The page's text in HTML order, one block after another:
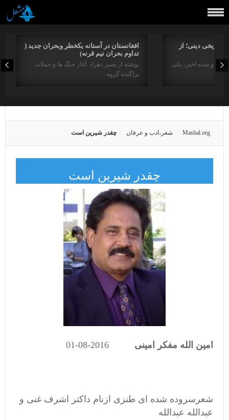
افغانستان در آستانه یکخطر وبحران جدید (
تداوم بحران نیم قرنه)
نوشته از بصیر دهزاد آغاز جنگ ها و حملات
پراگنده گروه…
دینی؛ از
در دو سده اخیر، یکی
Mashal.org شعر،ادب و عرفان چقدر شیرین است
چقدر شیرین است
امین الله مفکر امینی
شعرسروده شده ای طنزی ازنام داکتر اشرف غنی و
عبدالله عبدالله